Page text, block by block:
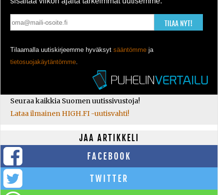
TILAA NYT!
Tilaamalla uutiskirjeemme hyväksyt sääntömme ja
tietosuojakäytäntömme.
Seuraa kaikkia Suomen uutissivustoja!
Lataa ilmainen HIGH.FI -uutisvahti!
JAA ARTIKKELI
FACEBOOK
TWITTER